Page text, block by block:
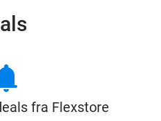
fra Flexstore